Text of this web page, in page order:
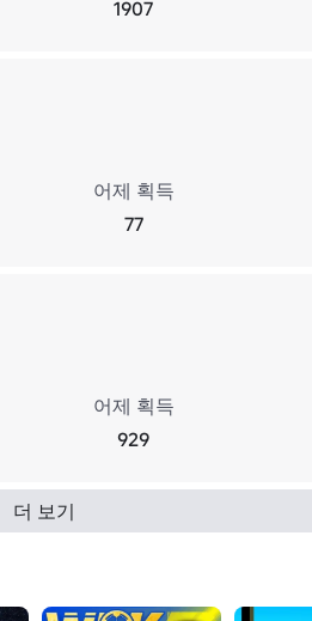
1907
어제 획득
77
어제 획득
929
더 보기